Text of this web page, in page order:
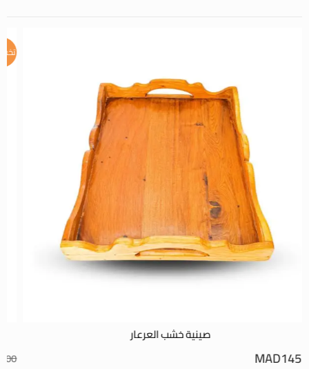
مبخرة بورج TKH الفضية
MAD900.00